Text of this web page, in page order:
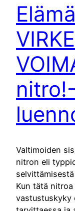
Valtimoiden
nitron eli
Kun tätä
vastustuskyky